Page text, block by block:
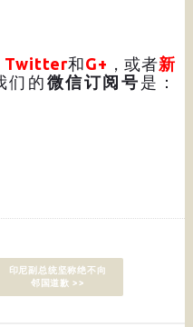
Twitter和G+ ，或者新
们的 微信订阅号 是：
印尼副总统坚称绝不向
邻国道歉 >>